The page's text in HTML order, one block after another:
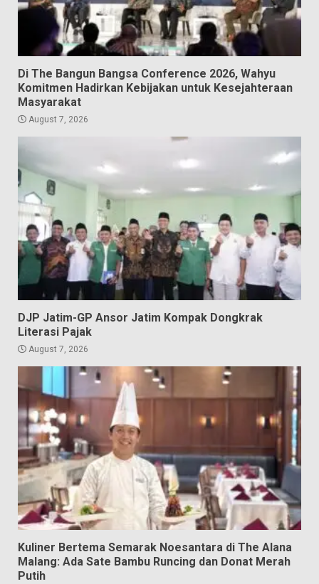
Di The Bangun Bangsa Conference 2026, Wahyu
Komitmen Hadirkan Kebijakan untuk Kesejahteraan
Masyarakat
August 7, 2026
DJP Jatim-GP Ansor Jatim Kompak Dongkrak
Literasi Pajak
August 7, 2026
Kuliner Bertema Semarak Noesantara di The Alana
Malang: Ada Sate Bambu Runcing dan Donat Merah
Putih